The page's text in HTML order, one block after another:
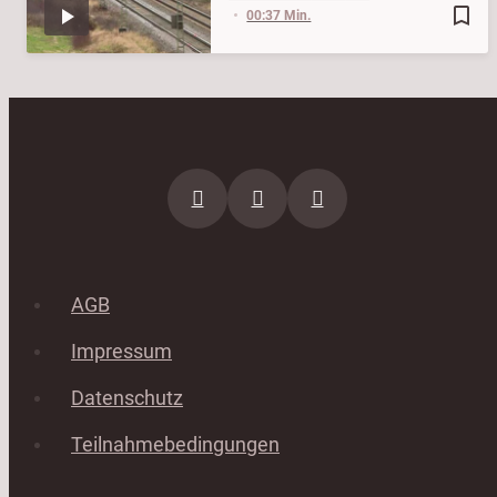
bookmark_border
00:37 Min.
AGB
Impressum
Datenschutz
Teilnahmebedingungen